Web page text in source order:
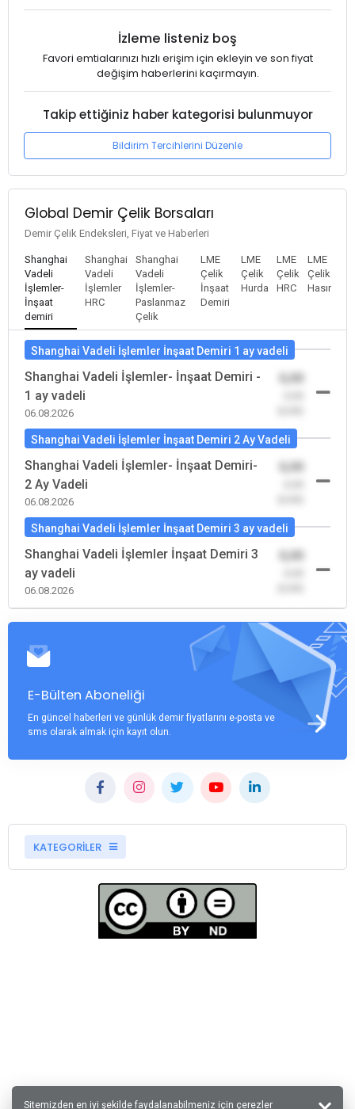
İzleme listeniz boş
Favori emtialarınızı hızlı erişim için ekleyin ve son fiyat
değişim haberlerini kaçırmayın.
Takip ettiğiniz haber kategorisi bulunmuyor
Bildirim Tercihlerini Düzenle
Global Demir Çelik Borsaları
Demir Çelik Endeksleri, Fiyat ve Haberleri
Shanghai
Vadeli
İşlemler-
İnşaat
demiri
Shanghai
Vadeli
İşlemler
HRC
Shanghai
Vadeli
İşlemler-
Paslanmaz
Çelik
LME
Çelik
İnşaat
Demiri
LME
Çelik
Hurda
LME
Çelik
HRC
LME
Çelik
Hasır
Shanghai Vadeli İşlemler İnşaat Demiri 1 ay vadeli
Shanghai Vadeli İşlemler- İnşaat Demiri -
1 ay vadeli
06.08.2026
0,00
Shanghai Vadeli İşlemler İnşaat Demiri 2 Ay Vadeli
Shanghai Vadeli İşlemler- İnşaat Demiri-
2 Ay Vadeli
06.08.2026
0,00
Shanghai Vadeli İşlemler İnşaat Demiri 3 ay vadeli
Shanghai Vadeli İşlemler İnşaat Demiri 3
ay vadeli
06.08.2026
0,00
E-Bülten Aboneliği
En güncel haberleri ve günlük demir fiyatlarını e-posta ve
sms olarak almak için kayıt olun.
KATEGORİLER
Sitemizden en iyi şekilde faydalanabilmeniz için çerezler